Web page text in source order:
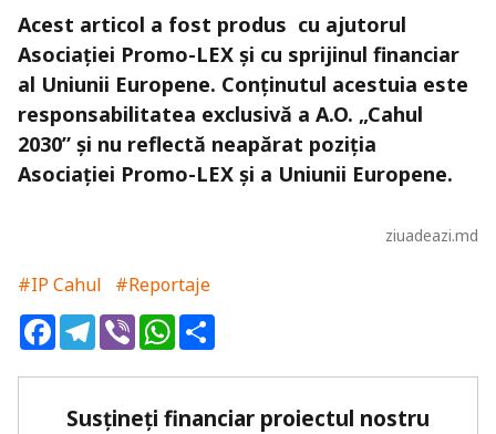
Acest articol a fost produs cu ajutorul
Asociației Promo-LEX și cu sprijinul financiar
al Uniunii Europene. Conținutul acestuia este
responsabilitatea exclusivă a A.O. „Cahul
2030” și nu reflectă neapărat poziția
Asociației Promo-LEX și a Uniunii Europene.
ziuadeazi.md
#IP Cahul
#Reportaje
FacebookTelegram
ViberWhatsApp
Susțineți financiar proiectul nostru